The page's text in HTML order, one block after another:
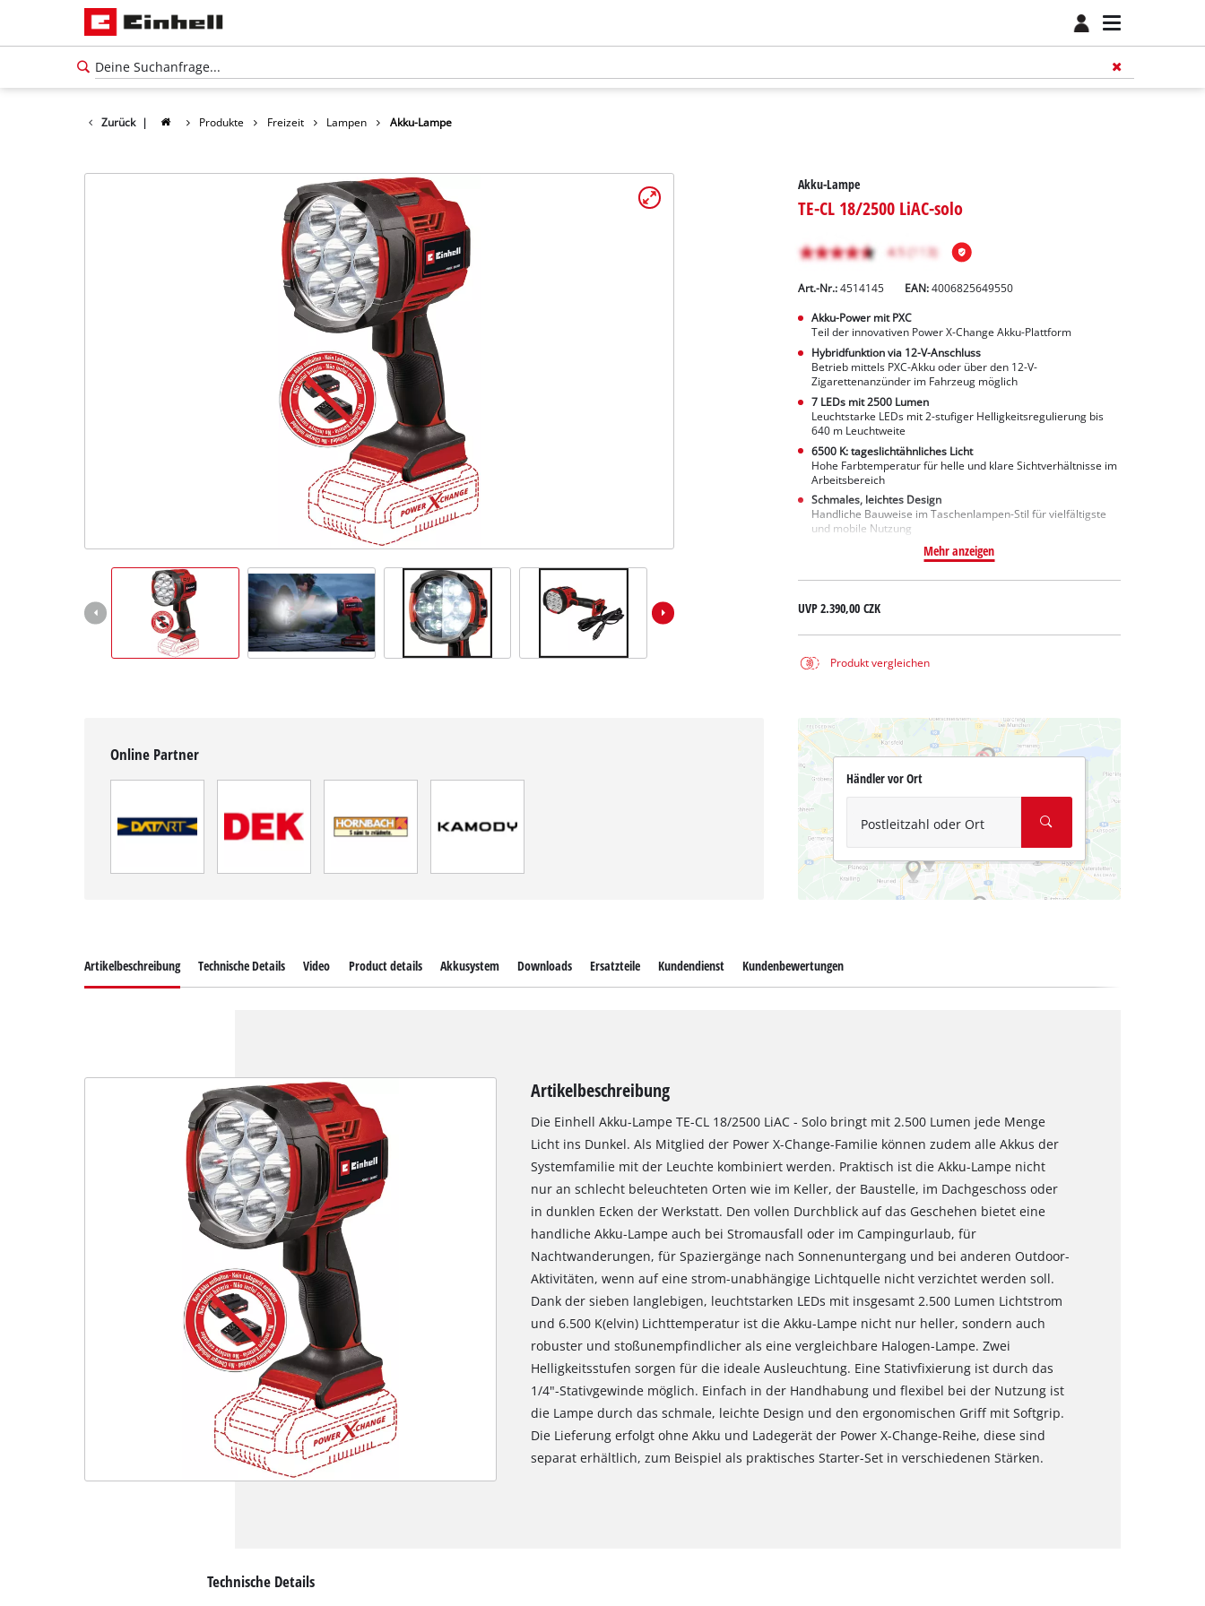
Zurück | Produkte Freizeit Lampen Akku-Lampe
Akku-Lampe
TE-CL 18/2500 LiAC-solo
Art.-Nr.: 4514145 EAN:4006825649550
Akku-Power mit PXC
Teil der innovativen Power X-Change Akku-Plattform
Hybridfunktion via 12-V-Anschluss
Betrieb mittels PXC-Akku oder über den 12-V-
Zigarettenanzünder im Fahrzeug möglich
7 LEDs mit 2500 Lumen
Leuchtstarke LEDs mit 2-stufiger Helligkeitsregulierung bis
640 m Leuchtweite
6500 K: tageslichtähnliches Licht
Hohe Farbtemperatur für helle und klare Sichtverhältnisse im
Arbeitsbereich
Schmales, leichtes Design
Handliche Bauweise im Taschenlampen-Stil für vielfältigste
und mobile Nutzung
Mehr anzeigen
UVP2.390,00 CZK
Produkt vergleichen
Online Partner
Händler vor Ort
Postleitzahl oder Ort
Artikelbeschreibung Technische Details Video Product details Akkusystem Downloads Ersatzteile Kundendienst Kundenbewertungen
Artikelbeschreibung
Die Einhell Akku-Lampe TE-CL 18/2500 LiAC - Solo bringt mit 2.500 Lumen jede Menge
Licht ins Dunkel. Als Mitglied der Power X-Change-Familie können zudem alle Akkus der
Systemfamilie mit der Leuchte kombiniert werden. Praktisch ist die Akku-Lampe nicht
nur an schlecht beleuchteten Orten wie im Keller, der Baustelle, im Dachgeschoss oder
in dunklen Ecken der Werkstatt. Den vollen Durchblick auf das Geschehen bietet eine
handliche Akku-Lampe auch bei Stromausfall oder im Campingurlaub, für
Nachtwanderungen, für Spaziergänge nach Sonnenuntergang und bei anderen Outdoor-
Aktivitäten, wenn auf eine strom-unabhängige Lichtquelle nicht verzichtet werden soll.
Dank der sieben langlebigen, leuchtstarken LEDs mit insgesamt 2.500 Lumen Lichtstrom
und 6.500 K(elvin) Lichttemperatur ist die Akku-Lampe nicht nur heller, sondern auch
robuster und stoßunempfindlicher als eine vergleichbare Halogen-Lampe. Zwei
Helligkeitsstufen sorgen für die ideale Ausleuchtung. Eine Stativfixierung ist durch das
1/4"-Stativgewinde möglich. Einfach in der Handhabung und flexibel bei der Nutzung ist
die Lampe durch das schmale, leichte Design und den ergonomischen Griff mit Softgrip.
Die Lieferung erfolgt ohne Akku und Ladegerät der Power X-Change-Reihe, diese sind
separat erhältlich, zum Beispiel als praktisches Starter-Set in verschiedenen Stärken.
Technische Details